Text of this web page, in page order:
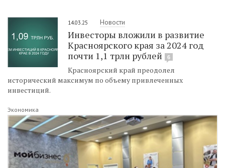
14.03.25 Новости
Инвесторы вложили в развитие
Красноярского края за 2024 год
почти 1,1 трлн рублей
6
Красноярский край преодолел
исторический максимум по объему привлеченных
инвестиций.
Экономика